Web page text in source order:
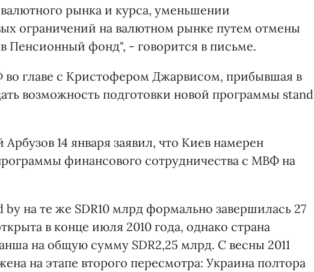
рынка и курса, уменьшении
ограничений на валютном рынке путем отмены
Пенсионный фонд", - говорится в письме.
главе с Кристофером Джарвисом, прибывшая в
возможность подготовки новой программы stand
14 января заявил, что Киев намерен
финансового сотрудничества с МВФ на
на те же SDR10 млрд формально завершилась 27
в конце июля 2010 года, однако страна
на общую сумму SDR2,25 млрд. С весны 2011
на этапе второго пересмотра: Украина полтора